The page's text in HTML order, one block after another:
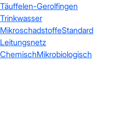
Täuffelen-Gerolfingen
Trinkwasser
MikroschadstoffeStandard
Leitungsnetz
ChemischMikrobiologisch